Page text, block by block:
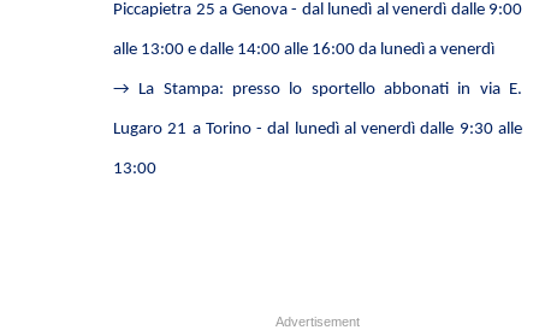
Piccapietra 25 a Genova - dal lunedì al venerdì dalle 9:00
alle 13:00 e dalle 14:00 alle 16:00 da lunedì a venerdì
→ La Stampa: presso lo sportello abbonati in via E.
Lugaro 21 a Torino - dal lunedì al venerdì dalle 9:30 alle
13:00